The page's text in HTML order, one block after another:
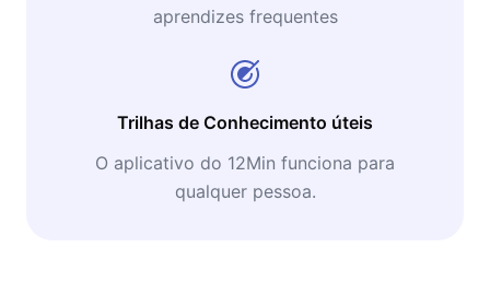
aprendizes frequentes
Trilhas de Conhecimento úteis
O aplicativo do 12Min funciona para
qualquer pessoa.